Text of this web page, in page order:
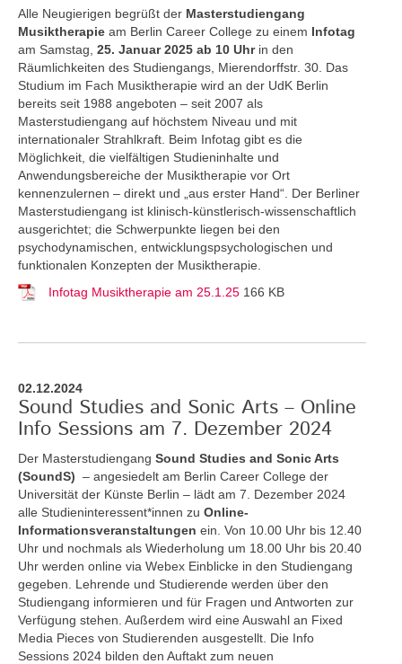
Alle Neugierigen begrüßt der Masterstudiengang
Musiktherapie am Berlin Career College zu einem Infotag
am Samstag, 25. Januar 2025 ab 10 Uhrin den
Räumlichkeiten des Studiengangs, Mierendorffstr. 30. Das
Studium im Fach Musiktherapie wird an der UdK Berlin
bereits seit 1988 angeboten – seit 2007 als
Masterstudiengang auf höchstem Niveau und mit
internationaler Strahlkraft. Beim Infotag gibt es die
Möglichkeit, die vielfältigen Studieninhalte und
Anwendungsbereiche der Musiktherapie vor Ort
kennenzulernen – direkt und „aus erster Hand“. Der Berliner
Masterstudiengang ist klinisch-künstlerisch-wissenschaftlich
ausgerichtet; die Schwerpunkte liegen bei den
psychodynamischen, entwicklungspsychologischen und
funktionalen Konzepten der Musiktherapie.
Infotag Musiktherapie am 25.1.25 166 KB
02.12.2024
Sound Studies and Sonic Arts – Online
Info Sessions am 7. Dezember 2024
Der Masterstudiengang Sound Studies and Sonic Arts
(SoundS) – angesiedelt am Berlin Career College der
Universität der Künste Berlin – lädt am 7. Dezember 2024
alle Studieninteressent*innen zu Online-
Informationsveranstaltungen ein. Von 10.00 Uhr bis 12.40
Uhr und nochmals als Wiederholung um 18.00 Uhr bis 20.40
Uhr werden online via Webex Einblicke in den Studiengang
gegeben. Lehrende und Studierende werden über den
Studiengang informieren und für Fragen und Antworten zur
Verfügung stehen. Außerdem wird eine Auswahl an Fixed
Media Pieces von Studierenden ausgestellt. Die Info
Sessions 2024 bilden den Auftakt zum neuen